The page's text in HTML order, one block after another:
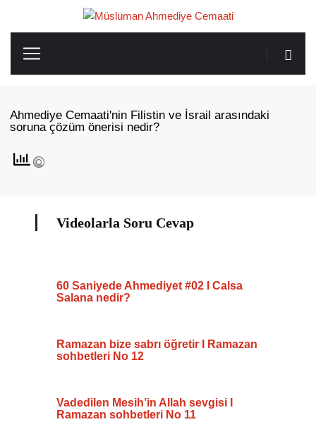
Ahmediye Cemaati'nin Filistin ve İsrail arasındaki
soruna çözüm önerisi nedir?
Videolarla Soru Cevap
60 Saniyede Ahmediyet #02 I Calsa
Salana nedir?
Ramazan bize sabrı öğretir I Ramazan
sohbetleri No 12
Vadedilen Mesih’in Allah sevgisi I
Ramazan sohbetleri No 11